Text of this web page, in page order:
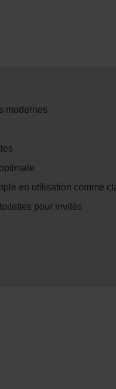
modernes
en utilisation comme
pour invités